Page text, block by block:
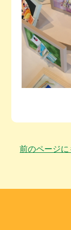
前のページに